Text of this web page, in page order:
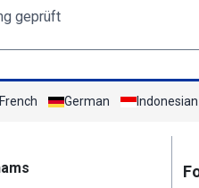
geprüft
French German Indonesian